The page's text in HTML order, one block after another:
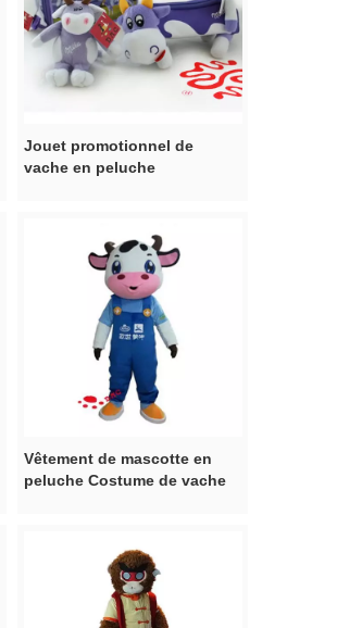
Jouet promotionnel de
vache en peluche
Vêtement de mascotte en
peluche Costume de vache